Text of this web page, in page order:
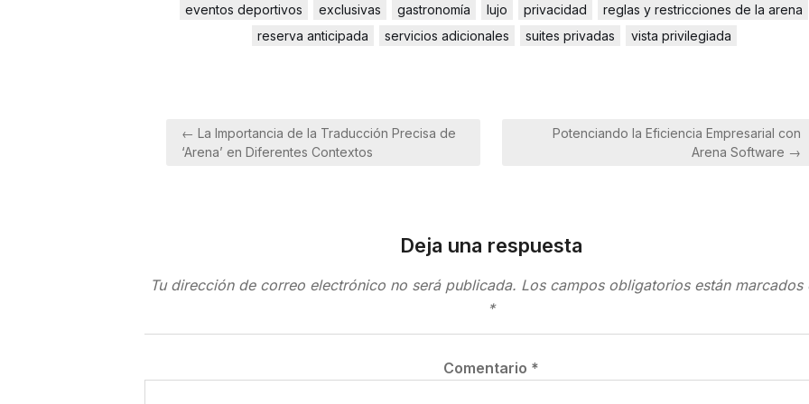
eventos deportivos exclusivas gastronomía lujo privacidad
reglas y restricciones de la arena
reserva anticipada
servicios adicionales suites privadas vista privilegiada
Navegación
← La Importancia de la Traducción Precisa de
‘Arena’ en Diferentes Contextos
Potenciando la Eficiencia Empresarial con
Arena Software →
Deja una respuesta
Tu dirección de correo electrónico no será publicada. Los campos obligatorios están marcados
*
Comentario *